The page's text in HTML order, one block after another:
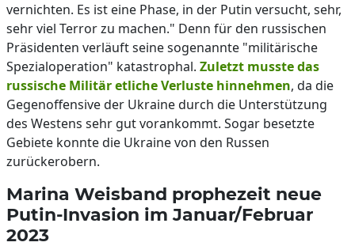
vernichten. Es ist eine Phase, in der Putin versucht, sehr,
sehr viel Terror zu machen." Denn für den russischen
Präsidenten verläuft seine sogenannte "militärische
Spezialoperation" katastrophal. Zuletzt musste das
russische Militär etliche Verluste hinnehmen, da die
Gegenoffensive der Ukraine durch die Unterstützung
des Westens sehr gut vorankommt. Sogar besetzte
Gebiete konnte die Ukraine von den Russen
zurückerobern.
Marina Weisband prophezeit neue
Putin-Invasion im Januar/Februar
2023